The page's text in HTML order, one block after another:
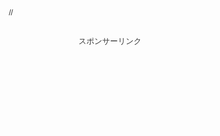
//
スポンサーリンク